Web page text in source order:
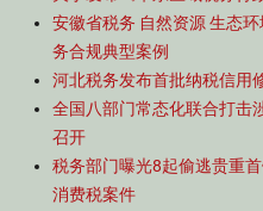
安徽省税务 自然资源 生态
务合规典型案例
河北税务发布首批纳税信用
全国八部门常态化联合打击
召开
税务部门曝光8起偷逃贵重
消费税案件